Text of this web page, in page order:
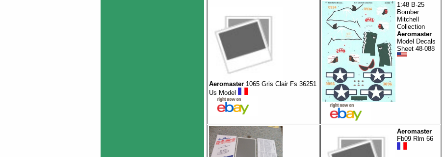
Aeromaster1065 Gris Clair Fs 36251
Us Model
1:48 B-25
Bomber
Mitchell
Collection
Aeromaster
Model Decals
Sheet 48-088
Aeromaster
Fb09 Rlm 66